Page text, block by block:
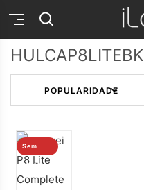
HULCAP8LITEBK
Sem
stock